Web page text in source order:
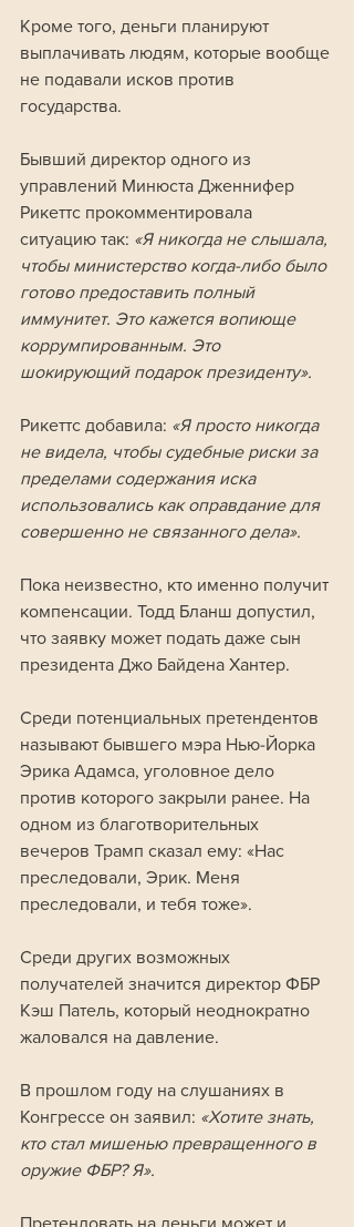
Кроме того, деньги планируют
выплачивать людям, которые вообще
не подавали исков против
государства.
Бывший директор одного из
управлений Минюста Дженнифер
Рикеттс прокомментировала
ситуацию так: «Я никогда не слышала,
чтобы министерство когда-либо было
готово предоставить полный
иммунитет. Это кажется вопиюще
коррумпированным. Это
шокирующий подарок президенту».
Рикеттс добавила: «Я просто никогда
не видела, чтобы судебные риски за
пределами содержания иска
использовались как оправдание для
совершенно не связанного дела».
Пока неизвестно, кто именно получит
компенсации. Тодд Бланш допустил,
что заявку может подать даже сын
президента Джо Байдена Хантер.
Среди потенциальных претендентов
называют бывшего мэра Нью-Йорка
Эрика Адамса, уголовное дело
против которого закрыли ранее. На
одном из благотворительных
вечеров Трамп сказал ему: «Нас
преследовали, Эрик. Меня
преследовали, и тебя тоже».
Среди других возможных
получателей значится директор ФБР
Кэш Патель, который неоднократно
жаловался на давление.
В прошлом году на слушаниях в
Конгрессе он заявил: «Хотите знать,
кто стал мишенью превращенного в
оружие ФБР? Я».
Претендовать на деньги может и